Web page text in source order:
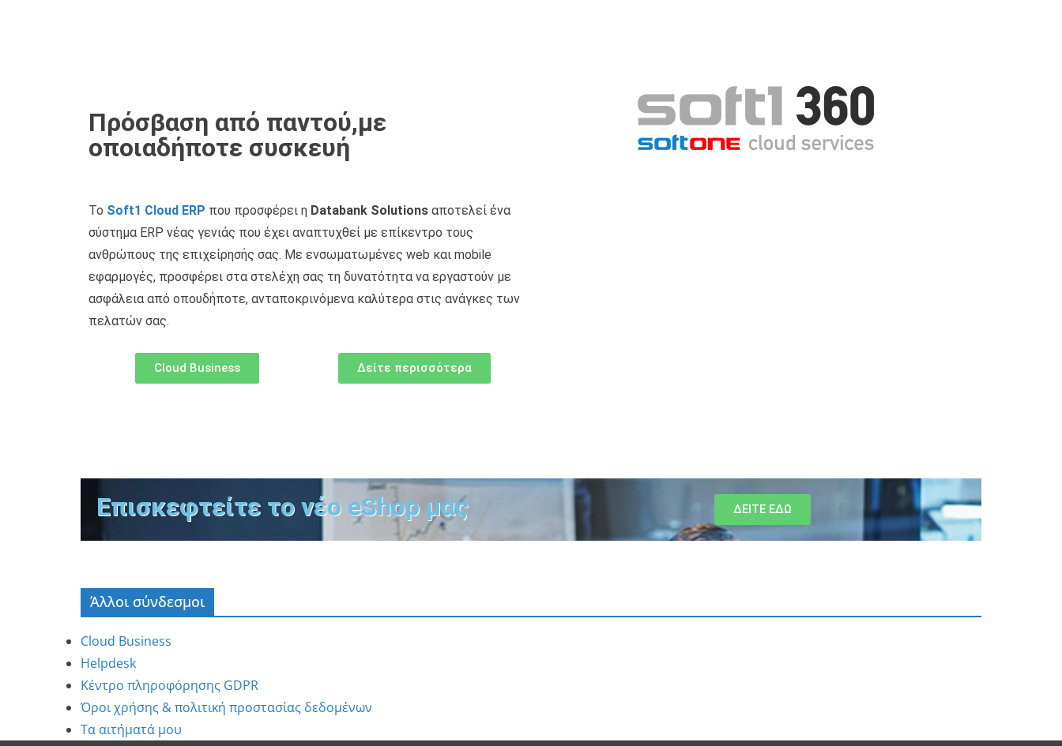
Πρόσβαση από παντού,με
οποιαδήποτε συσκευή
Το Soft1 Cloud ERP που προσφέρει η Databank Solutions αποτελεί ένα
σύστημα ERP νέας γενιάς που έχει αναπτυχθεί με επίκεντρο τους
ανθρώπους της επιχείρησής σας. Με ενσωματωμένες web και mobile
εφαρμογές, προσφέρει στα στελέχη σας τη δυνατότητα να εργαστούν με
ασφάλεια από οπουδήποτε, ανταποκρινόμενα καλύτερα στις ανάγκες των
πελατών σας.
Cloud Business Δείτε περισσότερα
Επισκεφτείτε το νέο eShop μας ΔΕΙΤΕ ΕΔΩ
Άλλοι σύνδεσμοι
Cloud Business
Helpdesk
Κέντρο πληροφόρησης GDPR
Όροι χρήσης & πολιτική προστασίας δεδομένων
Τα αιτήματά μου